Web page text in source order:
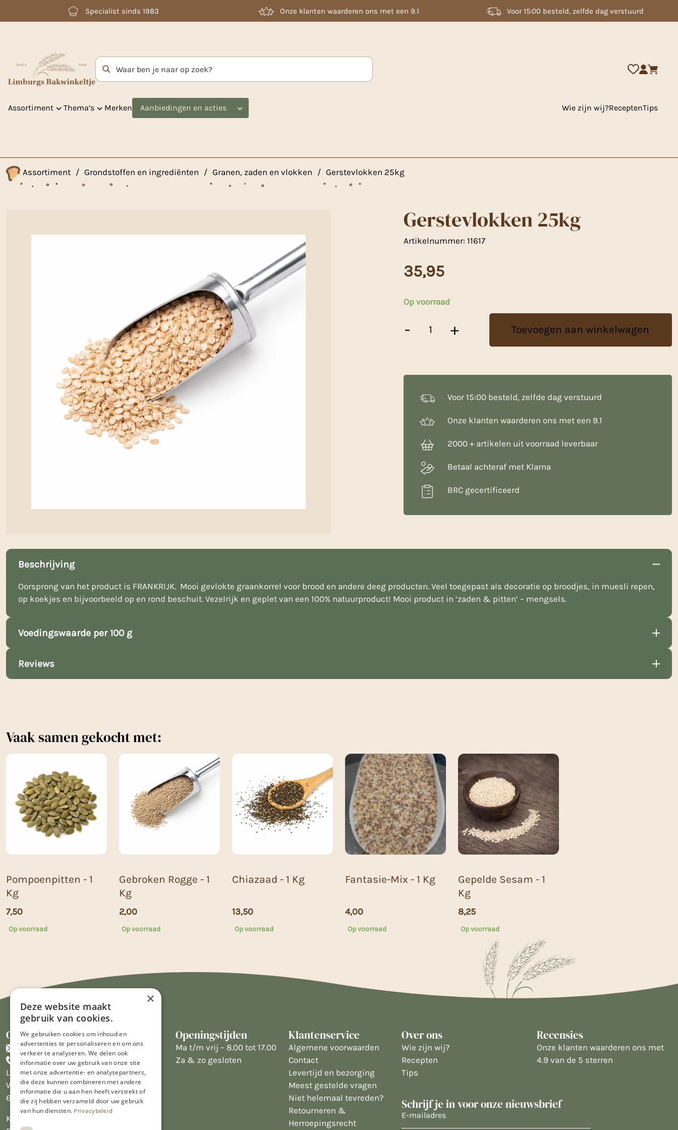
Betaal achteraf met Klarna Laag geprijsd 2000 + artikelen uit voorraad leverbaar
Zoekterm
Assortiment Thema’s Merken Aanbiedingen en acties Wie zijn wij?ReceptenTips
Assortiment / Grondstoffen en ingrediënten / Granen, zaden en vlokken / Gerstevlokken 25kg
Gerstevlokken 25kg
Artikelnummer: 11617
35,95
Op voorraad
-
25kg
+ Toevoegen aan winkelwagen
Voor 15:00 besteld, zelfde dag verstuurd
Onze klanten waarderen ons met een 9.1
2000 + artikelen uit voorraad leverbaar
Betaal achteraf met Klarna
BRC gecertificeerd
Beschrijving
Oorsprong van het product is FRANKRIJK. Mooi gevlokte graankorrel voor brood en andere deeg producten. Veel toegepast als decoratie op broodjes, in muesli repen,
op koekjes en bijvoorbeeld op en rond beschuit. Vezelrijk en geplet van een 100% natuurproduct! Mooi product in ‘zaden & pitten’ – mengsels.
Voedingswaarde per 100 g
Reviews
Vaak samen gekocht met:
Pompoenpitten - 1
Kg
7,50
Op voorraad
Gebroken Rogge - 1
Kg
2,00
Op voorraad
Chiazaad - 1 Kg
13,50
Op voorraad
Fantasie-Mix - 1 Kg
4,00
Op voorraad
Gepelde Sesam - 1
Kg
8,25
Op voorraad
Contact
info@limburgsbakwinkeltje.nl
+31455226693
Limburgs Bakwinkeltje
Wijngaardsweg 16
6412 PJ Heerlen
KVK 14069470
Openingstijden
Ma t/m vrij – 8.00 tot 17.00
Za & zo gesloten
Klantenservice
Algemene voorwaarden
Contact
Levertijd en bezorging
Meest gestelde vragen
Niet helemaal tevreden?
Retourneren &
Herroepingsrecht
Over ons
Wie zijn wij?
Recepten
Tips
Recensies
Onze klanten waarderen ons met
4.9 van de 5 sterren
Schrijf je in voor onze nieuwsbrief
E-
×
Deze website maakt
gebruik van cookies.
We gebruiken cookies om inhoud en
advertenties te personaliseren en om ons
verkeer te analyseren. We delen ook
informatie over uw gebruik van onze site
met onze advertentie- en analysepartners,
die deze kunnen combineren met andere
informatie die u aan hen heeft verstrekt of
die zij hebben verzameld door uw gebruik
van hun diensten. Privacybeleid